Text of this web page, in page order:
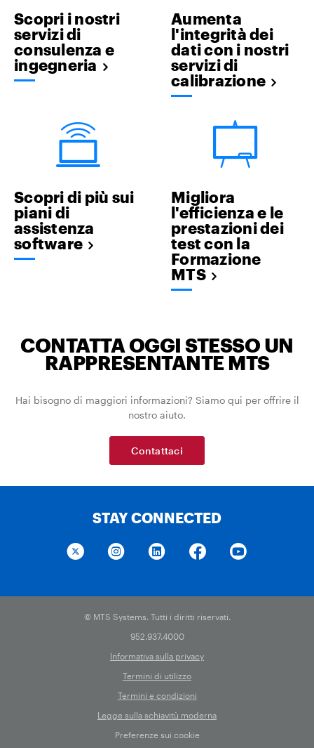
Scopri i nostri
servizi di
consulenza e
ingegneria
Aumenta
l'integrità dei
dati con i nostri
servizi di
calibrazione
Scopri di più sui
piani di
assistenza
software
Migliora
l'efficienza e le
prestazioni dei
test con la
Formazione
MTS
CONTATTA OGGI STESSO UN
RAPPRESENTANTE MTS
Hai bisogno di maggiori informazioni? Siamo qui per offrire il
nostro aiuto.
Contattaci
STAY CONNECTED
© MTS Systems. Tutti i diritti riservati.
952.937.4000
Informativa sulla privacy
Termini di utilizzo
Termini e condizioni
Legge sulla schiavitù moderna
Preferenze sui cookie